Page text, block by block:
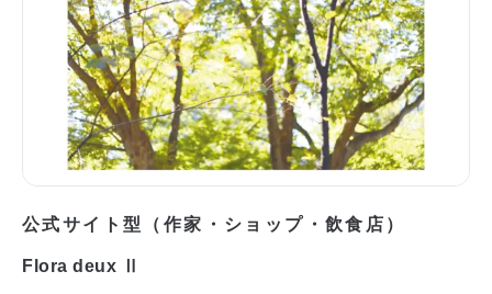
公式サイト型（作家・ショップ・飲食店）
Flora deux Ⅱ